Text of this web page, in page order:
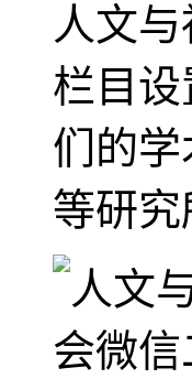
人文
栏目
们的
等研究